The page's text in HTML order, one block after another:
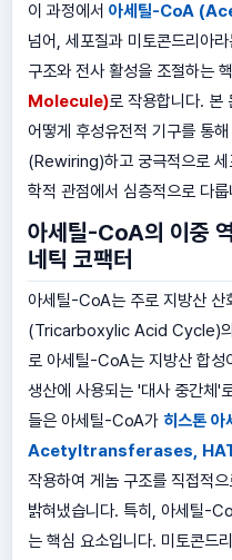
이 과정에서 아세틸-CoA
넘어, 세포질과 미토콘드리아
구조와 전사 활성을 조절하는
Molecule)로 작용합니다. 본
어떻게 후성유전적 기구를 통
(Rewiring)하고 궁극적으로 세
학적 관점에서 심층적으로 다룹
아세틸-CoA의 이중
네틱 코팩터
아세틸-CoA는 주로 지방산
(Tricarboxylic Acid Cycle)의
로 아세틸-CoA는 지방산 합성
생산에 사용되는 '대사 중간체'
들은 아세틸-CoA가 히스톤
Acetyltransferases,
작용하여 게놈 구조를 직접적
밝혀냈습니다. 특히, 아세틸-
는 핵심 요소입니다. 미토콘드